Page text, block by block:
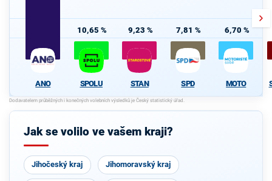
ANO
10,65 %
SPOLU
9,23 %
STAN
7,81 %
SPD
6,70 %
MOTO
Jak se volilo ve vašem kraji?
Jihočeský kraj Jihomoravský kraj